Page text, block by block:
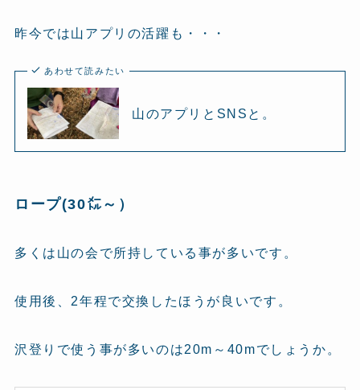
昨今では山アプリの活躍も・・・
あわせて読みたい
山のアプリとSNSと。
ロープ(30㍍～）
多くは山の会で所持している事が多いです。
使用後、2年程で交換したほうが良いです。
沢登りで使う事が多いのは20m～40mでしょうか。